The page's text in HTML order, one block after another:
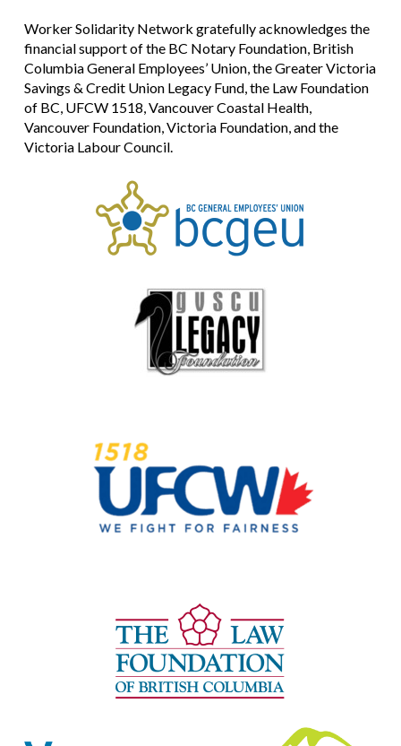
Worker Solidarity Network gratefully acknowledges the
financial support of the BC Notary Foundation, British
Columbia General Employees’ Union, the Greater Victoria
Savings & Credit Union Legacy Fund, the Law Foundation
of BC, UFCW 1518, Vancouver Coastal Health,
Vancouver Foundation, Victoria Foundation, and the
Victoria Labour Council.